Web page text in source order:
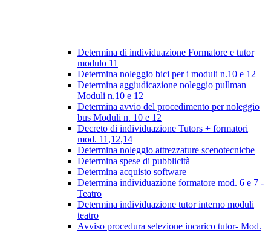
Determina di individuazione Formatore e tutor
modulo 11
Determina noleggio bici per i moduli n.10 e 12
Determina aggiudicazione noleggio pullman
Moduli n.10 e 12
Determina avvio del procedimento per noleggio
bus Moduli n. 10 e 12
Decreto di individuazione Tutors + formatori
mod. 11,12,14
Determina noleggio attrezzature scenotecniche
Determina spese di pubblicità
Determina acquisto software
Determina individuazione formatore mod. 6 e 7 -
Teatro
Determina individuazione tutor interno moduli
teatro
Avviso procedura selezione incarico tutor- Mod.